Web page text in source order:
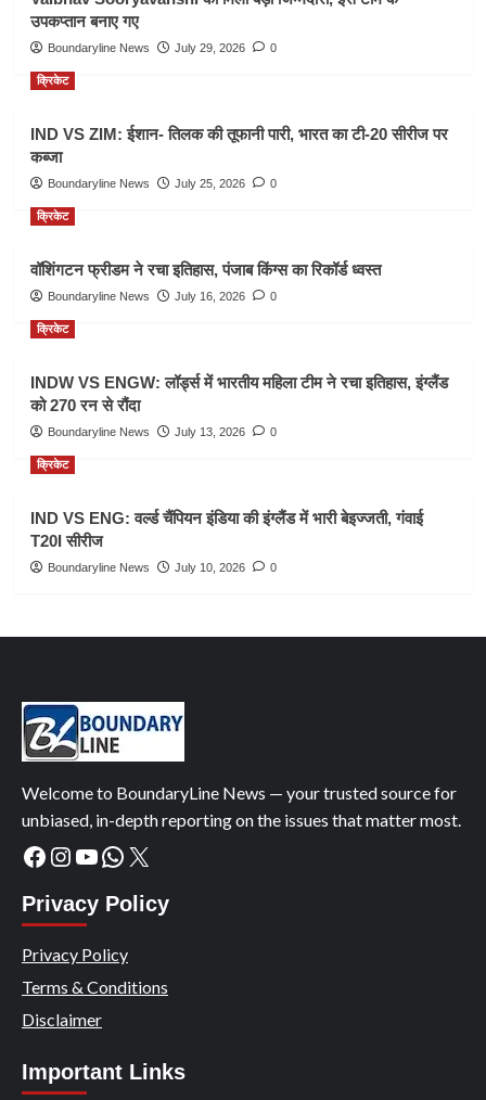
उपकप्तान बनाए गए
Boundaryline News July 29, 2026 0
क्रिकेट
IND VS ZIM: ईशान- तिलक की तूफानी पारी, भारत का टी-20 सीरीज पर
कब्जा
Boundaryline News July 25, 2026 0
क्रिकेट
वॉशिंगटन फ्रीडम ने रचा इतिहास, पंजाब किंग्स का रिकॉर्ड ध्वस्त
Boundaryline News July 16, 2026 0
क्रिकेट
INDW VS ENGW: लॉर्ड्स में भारतीय महिला टीम ने रचा इतिहास, इंग्लैंड
को 270 रन से रौंदा
Boundaryline News July 13, 2026 0
क्रिकेट
IND VS ENG: वर्ल्ड चैंपियन इंडिया की इंग्लैंड में भारी बेइज्जती, गंवाई
T20I सीरीज
Boundaryline News July 10, 2026 0
Welcome to BoundaryLine News — your trusted source for
unbiased, in-depth reporting on the issues that matter most.
Facebook
Instagram
YouTube
WhatsApp
X
Privacy Policy
Privacy Policy
Terms & Conditions
Disclaimer
Important Links